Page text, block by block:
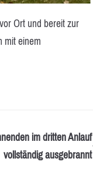
Ort und bereit zur
mit einem
im dritten Anlauf
vollständig ausgebrannt